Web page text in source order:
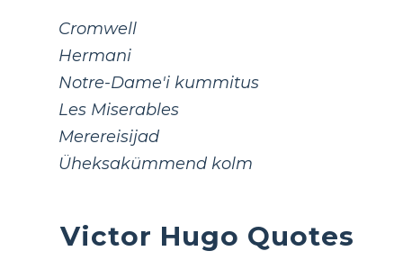
Cromwell
Hermani
Notre-Dame'i kummitus
Les Miserables
Merereisijad
Üheksakümmend kolm
Victor Hugo Quotes